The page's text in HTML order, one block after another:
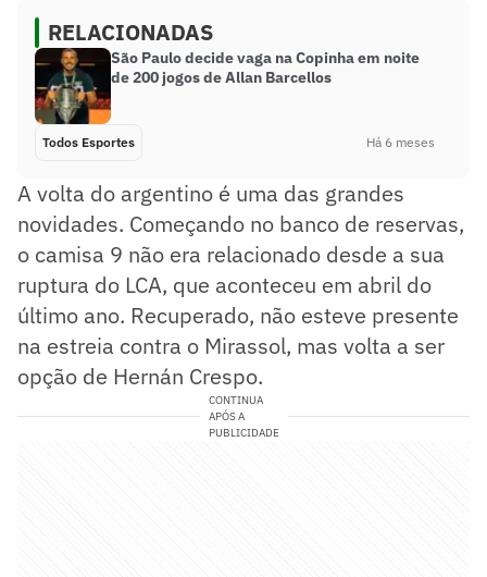
RELACIONADAS
São Paulo decide vaga na Copinha em noite
de 200 jogos de Allan Barcellos
Todos Esportes Há 6 meses
A volta do argentino é uma das grandes
novidades. Começando no banco de reservas,
o camisa 9 não era relacionado desde a sua
ruptura do LCA, que aconteceu em abril do
último ano. Recuperado, não esteve presente
na estreia contra o Mirassol, mas volta a ser
opção de Hernán Crespo.
CONTINUA
APÓS A
PUBLICIDADE